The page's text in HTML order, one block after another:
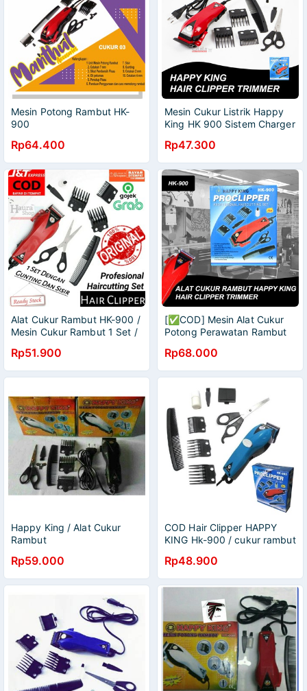
Mesin Potong Rambut HK-
900
Rp64.400
Mesin Cukur Listrik Happy
King HK 900 Sistem Charger
Jenggot Kumis
Rp47.300
Alat Cukur Rambut HK-900 /
Mesin Cukur Rambut 1 Set /
900
Rp51.900
[✅COD] Mesin Alat Cukur
Potong Perawatan Rambut
HK 900 Listrik Elektrik
Original
Rp68.000
Happy King / Alat Cukur
Rambut
Rp59.000
COD Hair Clipper HAPPY
KING Hk-900 / cukur rambut
Rp48.900